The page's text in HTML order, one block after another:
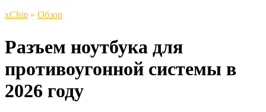
xСhip » Обзор
Разъем ноутбука для
противоугонной системы в
2026 году